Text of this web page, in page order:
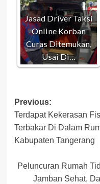
Jasad Driver Taksi
Online Korban
Curas Ditemukan,
Usai Di…
Post
navigation
Previous:
Terdapat Kekerasan
Terbakar Di Dalam
Kabupaten Tangerang
Peluncuran Rumah
Jamban Sehat,